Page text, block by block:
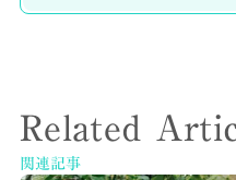
Related
関連記事